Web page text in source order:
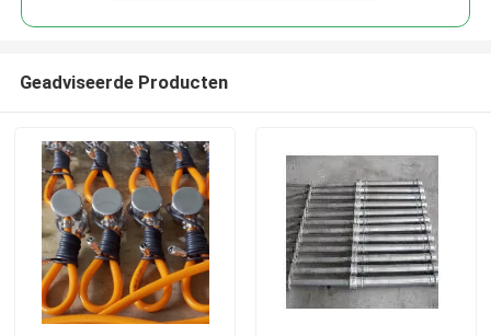
Geadviseerde Producten